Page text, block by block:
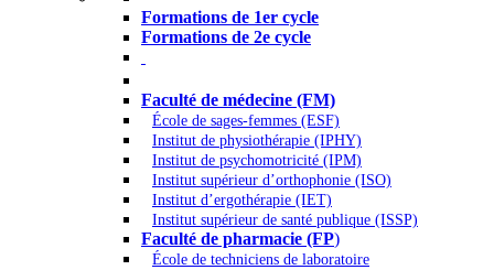
Formations de 1er cycle
Formations de 2e cycle
Faculté de médecine (FM)
École de sages-femmes (ESF)
Institut de physiothérapie (IPHY)
Institut de psychomotricité (IPM)
Institut supérieur d’orthophonie (ISO)
Institut d’ergothérapie (IET)
Institut supérieur de santé publique (ISSP)
Faculté de pharmacie (FP)
École de techniciens de laboratoire